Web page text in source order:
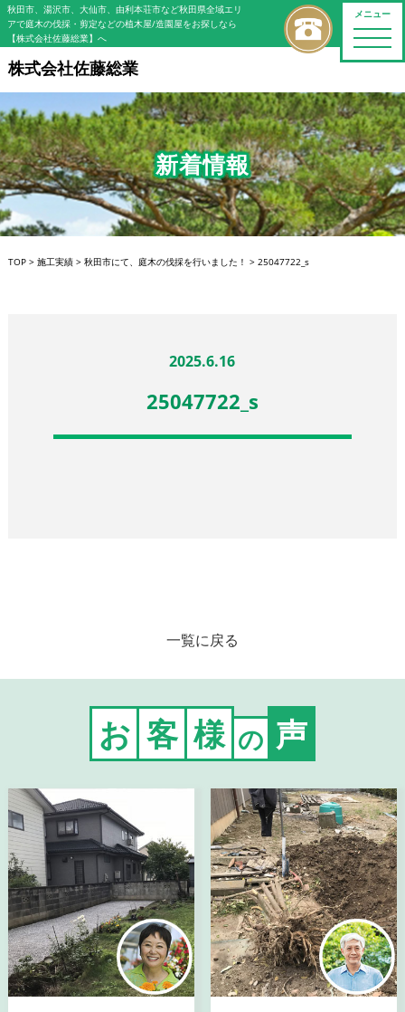
メニュー
toggle
秋田市、湯沢市、大仙市、由利本荘市など秋田県全域エリ
アで庭木の伐採・剪定などの植木屋/造園屋をお探しなら
【株式会社佐藤総業】へ
株式会社佐藤総業
新着情報
TOP> 施工実績> 秋田市にて、庭木の伐採を行いました！ > 25047722_s
2025.6.16
25047722_s
一覧に戻る
お 客 様 の 声